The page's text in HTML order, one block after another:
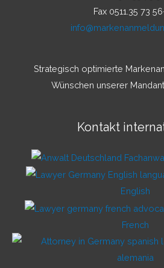
Fax 0511.35 73
Strategisch optimierte
Wünschen unserer
Kontakt
English
French